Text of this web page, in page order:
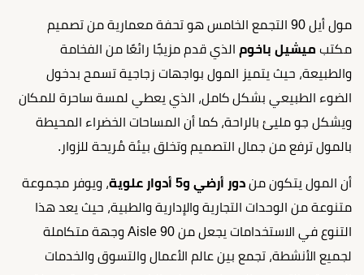
مول أيل 90 التجمع الخامس هو تحفة معمارية من تصميم
مكتب ميشيل باخوم الذي قدم مزيجًا رائعًا من الفخامة
والطبيعة، حيث يتميز المول بواجهات زجاجية تسمح بدخول
الضوء الطبيعي بشكل كامل، الذي يعطي لمسة ساحرة للمكان
ويشكل جو مليئ بالراحة، كما أن المساحات الخضراء المحيطة
بالمول ترفع من جمال التصميم وتخلق بيئة مُريحة للزوار.
أن المول يتكون من دور أرضي و5 أدوار علوية
، ويوفر مجموعة
متنوعة من الوحدات التجارية والإدارية والطبية، حيث يعد هذا
التنوع في الاستخدامات يجعل من Aisle 90 وجهة متكاملة
لجميع الأنشطة، تجمع بين عالم الأعمال والتسوق والخدمات